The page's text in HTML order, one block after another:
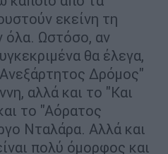
εκείνη τη
όλα. Ωστόσο, αν
θα έλεγα,
Δρόμος"
αλλά και το "Και
το "Αόρατος
Νταλάρα. Αλλά και
πολύ όμορφος και